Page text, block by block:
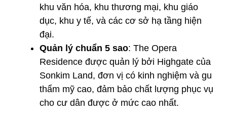
khu văn hóa, khu thương mại, khu giáo
dục, khu y tế, và các cơ sở hạ tầng hiện
đại.
Quản lý chuẩn 5 sao: The Opera
Residence được quản lý bởi Highgate của
Sonkim Land, đơn vị có kinh nghiệm và gu
thẩm mỹ cao, đảm bảo chất lượng phục vụ
cho cư dân được ở mức cao nhất.